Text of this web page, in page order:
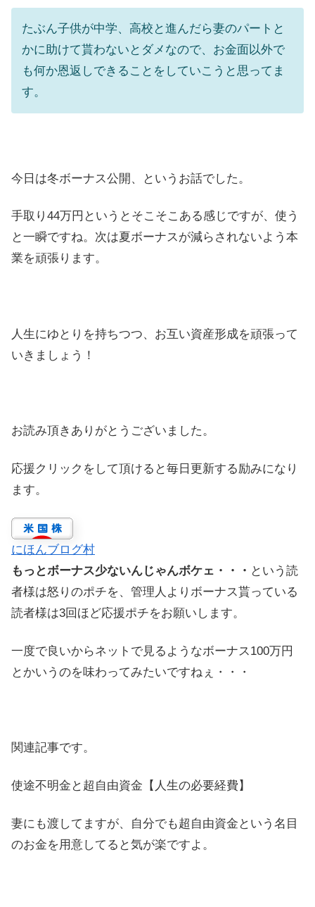
たぶん子供が中学、高校と進んだら妻のパートと
かに助けて貰わないとダメなので、お金面以外で
も何か恩返しできることをしていこうと思ってま
す。
今日は冬ボーナス公開、というお話でした。
手取り44万円というとそこそこある感じですが、使う
と一瞬ですね。次は夏ボーナスが減らされないよう本
業を頑張ります。
人生にゆとりを持ちつつ、お互い資産形成を頑張って
いきましょう！
お読み頂きありがとうございました。
応援クリックをして頂けると毎日更新する励みになり
ます。
にほんブログ村
もっとボーナス少ないんじゃんボケェ・・・ という読
者様は怒りのポチを、管理人よりボーナス貰っている
読者様は3回ほど応援ポチをお願いします。
一度で良いからネットで見るようなボーナス100万円
とかいうのを味わってみたいですねぇ・・・
関連記事です。
使途不明金と超自由資金【人生の必要経費】
妻にも渡してますが、自分でも超自由資金という名目
のお金を用意してると気が楽ですよ。